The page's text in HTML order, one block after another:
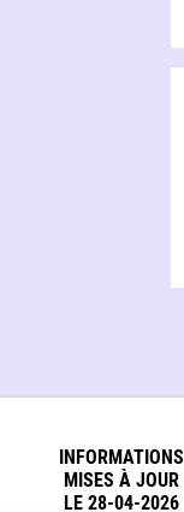
INFORMATIONS
MISES À JOUR
LE 28-04-2026